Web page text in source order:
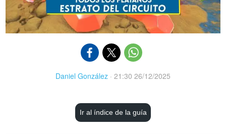
Daniel González · 21:30 26/12/2025
Ir al índice de la guía